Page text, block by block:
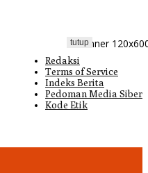
Redaksi
Terms of Service
Indeks Berita
Pedoman Media Siber
Kode Etik
tutup